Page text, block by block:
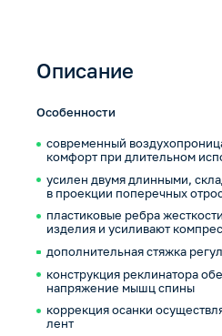
Описание
Особенности
современный
комфорт при длительном
усилен двумя длинными,
в проекции поперечных
пластиковые ребра
изделия и усиливают
дополнительная стяжка
конструкция реклинатора
напряжение мышц спины
коррекция осанки
лент